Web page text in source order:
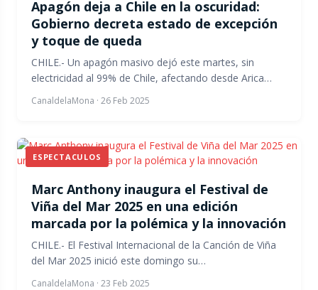
Apagón deja a Chile en la oscuridad:
Gobierno decreta estado de excepción
y toque de queda
CHILE.- Un apagón masivo dejó este martes, sin
electricidad al 99% de Chile, afectando desde Arica…
CanaldelaMona · 26 Feb 2025
ESPECTACULOS
Marc Anthony inaugura el Festival de
Viña del Mar 2025 en una edición
marcada por la polémica y la innovación
CHILE.- El Festival Internacional de la Canción de Viña
del Mar 2025 inició este domingo su…
CanaldelaMona · 23 Feb 2025